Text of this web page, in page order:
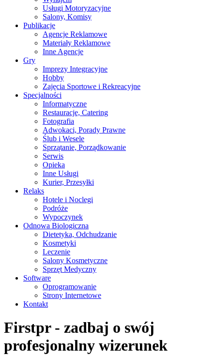
Usługi Motoryzacyjne
Salony, Komisy
Publikacje
Agencje Reklamowe
Materiały Reklamowe
Inne Agencje
Gry
Imprezy Integracyjne
Hobby
Zajęcia Sportowe i Rekreacyjne
Specjalności
Informatyczne
Restauracje, Catering
Fotografia
Adwokaci, Porady Prawne
Ślub i Wesele
Sprzątanie, Porządkowanie
Serwis
Opieka
Inne Usługi
Kurier, Przesyłki
Relaks
Hotele i Noclegi
Podróże
Wypoczynek
Odnowa Biologiczna
Dietetyka, Odchudzanie
Kosmetyki
Leczenie
Salony Kosmetyczne
Sprzęt Medyczny
Software
Oprogramowanie
Strony Internetowe
Kontakt
Firstpr - zadbaj o swój
profesjonalny wizerunek